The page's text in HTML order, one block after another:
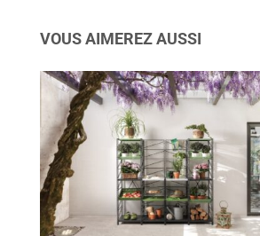
VOUS AIMEREZ AUSSI